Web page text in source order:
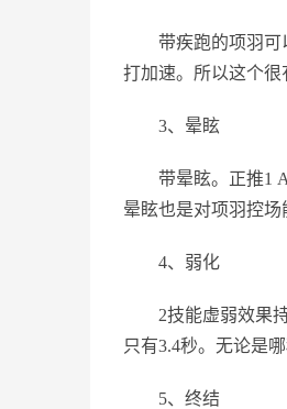
带疾跑的项羽可以
打加速。所以这个很
3、晕眩
带晕眩。正推1 A
晕眩也是对项羽控场
4、弱化
2技能虚弱效果持
只有3.4秒。无论是
5、终结